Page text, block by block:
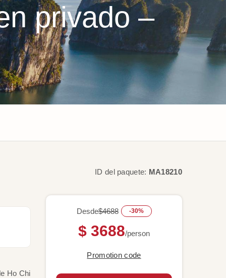
privado –
Ho Chi
ID del paquete: MA18210
Desde$4688 -30%
$ 3688/person
Promotion code